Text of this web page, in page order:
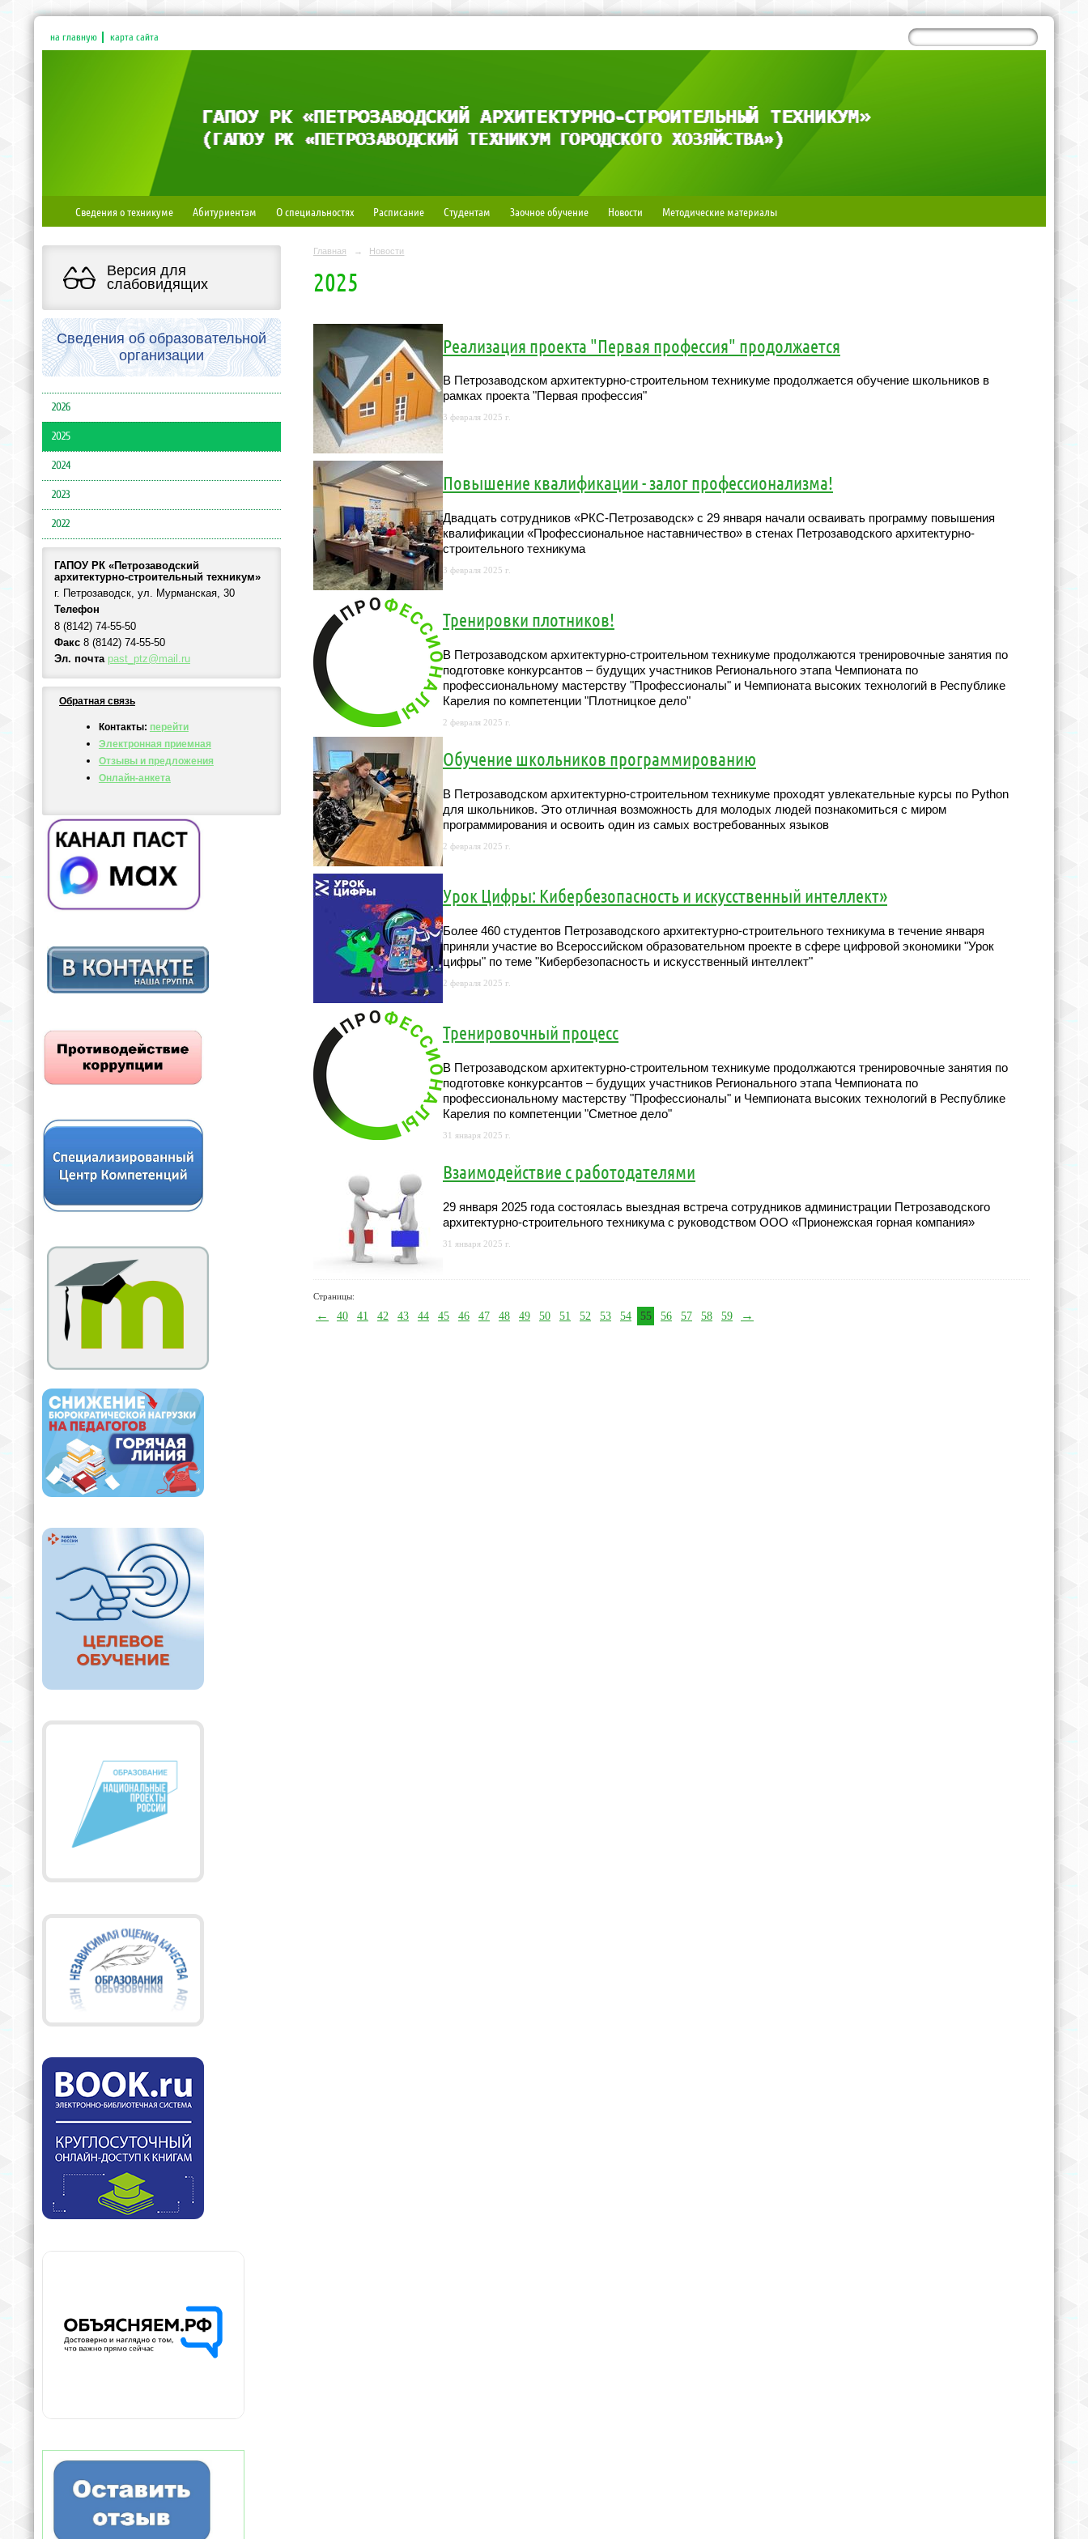
на главную карта сайта
Сведения о техникуме Абитуриентам О специальностях Расписание Студентам Заочное обучение Новости Методические материалы
Версия для
слабовидящих
Сведения об образовательной
организации
2026
2025
2024
2023
2022
ГАПОУ РК «Петрозаводский
архитектурно-строительный техникум»
г. Петрозаводск, ул. Мурманская, 30
Телефон
8 (8142) 74-55-50
Факс 8 (8142) 74-55-50
Эл. почта past_ptz@mail.ru
Обратная связь
Контакты: перейти
Электронная приемная
Отзывы и предложения
Онлайн-анкета
Главная → Новости
2025
Реализация проекта "Первая профессия" продолжается
В Петрозаводском архитектурно-строительном техникуме продолжается обучение школьников в
рамках проекта "Первая профессия"
3 февраля 2025 г.
Повышение квалификации - залог профессионализма!
Двадцать сотрудников «РКС-Петрозаводск» с 29 января начали осваивать программу повышения
квалификации «Профессиональное наставничество» в стенах Петрозаводского архитектурно-
строительного техникума
3 февраля 2025 г.
Тренировки плотников!
В Петрозаводском архитектурно-строительном техникуме продолжаются тренировочные занятия по
подготовке конкурсантов – будущих участников Регионального этапа Чемпионата по
профессиональному мастерству "Профессионалы" и Чемпионата высоких технологий в Республике
Карелия по компетенции "Плотницкое дело"
2 февраля 2025 г.
Обучение школьников программированию
В Петрозаводском архитектурно-строительном техникуме проходят увлекательные курсы по Python
для школьников. Это отличная возможность для молодых людей познакомиться с миром
программирования и освоить один из самых востребованных языков
2 февраля 2025 г.
Урок Цифры: Кибербезопасность и искусственный интеллект»
Более 460 студентов Петрозаводского архитектурно-строительного техникума в течение января
приняли участие во Всероссийском образовательном проекте в сфере цифровой экономики "Урок
цифры" по теме "Кибербезопасность и искусственный интеллект"
2 февраля 2025 г.
Тренировочный процесс
В Петрозаводском архитектурно-строительном техникуме продолжаются тренировочные занятия по
подготовке конкурсантов – будущих участников Регионального этапа Чемпионата по
профессиональному мастерству "Профессионалы" и Чемпионата высоких технологий в Республике
Карелия по компетенции "Сметное дело"
31 января 2025 г.
Взаимодействие с работодателями
29 января 2025 года состоялась выездная встреча сотрудников администрации Петрозаводского
архитектурно-строительного техникума с руководством ООО «Прионежская горная компания»
31 января 2025 г.
Страницы:
← 40 41 42 43 44 45 46 47 48 49 50 51 52 53 54 55 56 57 58 59 →